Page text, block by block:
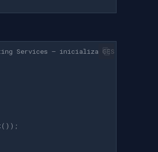
Services — inicializa GES una vez.
());